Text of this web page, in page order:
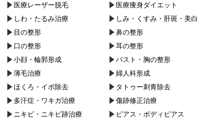
医療レーザー脱毛
医療痩身ダイエット
しわ・たるみ治療
しみ・くすみ・肝斑・美白
目の整形
鼻の整形
口の整形
耳の整形
小顔・︎輪郭形成
バスト・胸の整形
薄毛治療
婦人科形成
ほくろ・イボ除去
タトゥー刺青除去
多汗症・ワキガ治療
傷跡修正治療
ニキビ・ニキビ跡治療
ピアス・ボディピアス